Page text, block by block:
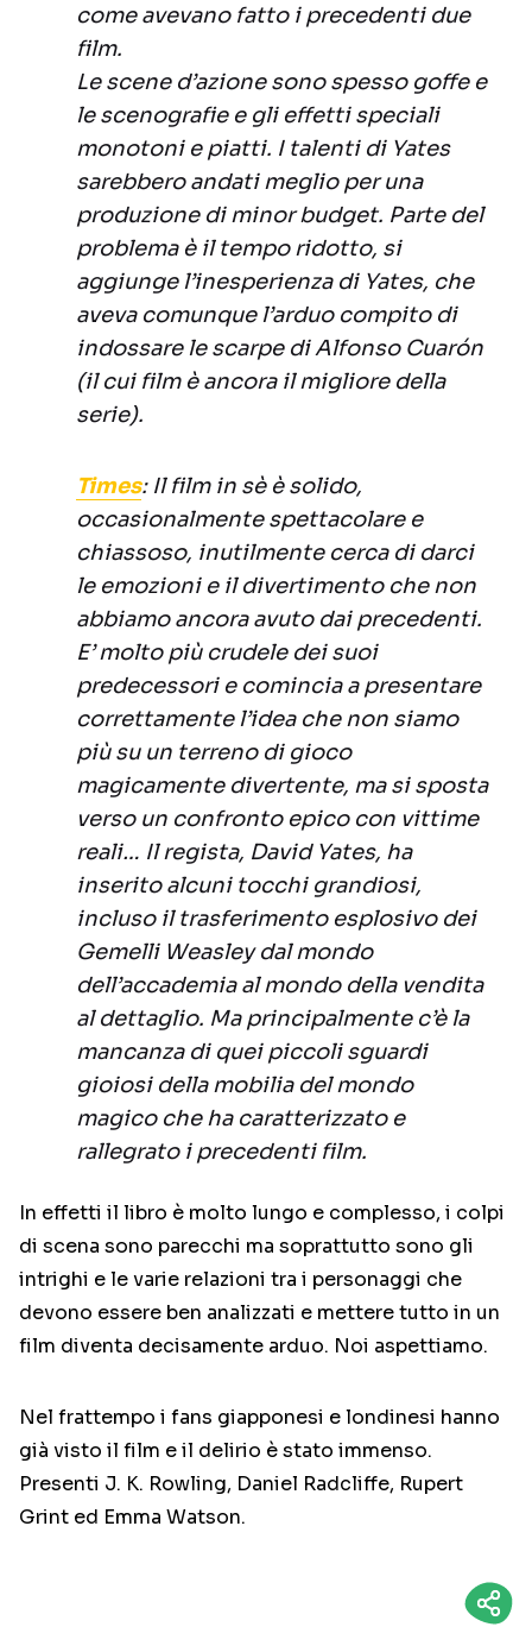
come avevano fatto i precedenti due
film.
Le scene d’azione sono spesso goffe e
le scenografie e gli effetti speciali
monotoni e piatti. I talenti di Yates
sarebbero andati meglio per una
produzione di minor budget. Parte del
problema è il tempo ridotto, si
aggiunge l’inesperienza di Yates, che
aveva comunque l’arduo compito di
indossare le scarpe di Alfonso Cuarón
(il cui film è ancora il migliore della
serie).
Times: Il film in sè è solido,
occasionalmente spettacolare e
chiassoso, inutilmente cerca di darci
le emozioni e il divertimento che non
abbiamo ancora avuto dai precedenti.
E’ molto più crudele dei suoi
predecessori e comincia a presentare
correttamente l’idea che non siamo
più su un terreno di gioco
magicamente divertente, ma si sposta
verso un confronto epico con vittime
reali… Il regista, David Yates, ha
inserito alcuni tocchi grandiosi,
incluso il trasferimento esplosivo dei
Gemelli Weasley dal mondo
dell’accademia al mondo della vendita
al dettaglio. Ma principalmente c’è la
mancanza di quei piccoli sguardi
gioiosi della mobilia del mondo
magico che ha caratterizzato e
rallegrato i precedenti film.
In effetti il libro è molto lungo e complesso, i colpi
di scena sono parecchi ma soprattutto sono gli
intrighi e le varie relazioni tra i personaggi che
devono essere ben analizzati e mettere tutto in un
film diventa decisamente arduo. Noi aspettiamo.
Nel frattempo i fans giapponesi e londinesi hanno
già visto il film e il delirio è stato immenso.
Presenti J. K. Rowling, Daniel Radcliffe, Rupert
Grint ed Emma Watson.